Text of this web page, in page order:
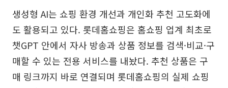
생성형 AI는 쇼핑 환경 개선과 개인화 추천 고도화에
도 활용되고 있다. 롯데홈쇼핑은 홈쇼핑 업계 최초로
챗GPT 안에서 자사 방송과 상품 정보를 검색·비교·구
매할 수 있는 전용 서비스를 내놨다. 추천 상품은 구
매 링크까지 바로 연결되며 롯데홈쇼핑의 실제 쇼핑